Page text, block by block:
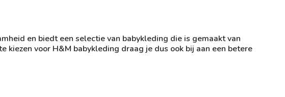
en biedt een selectie van babykleding die is gemaakt van
kiezen voor H&M babykleding draag je dus ook bij aan een betere